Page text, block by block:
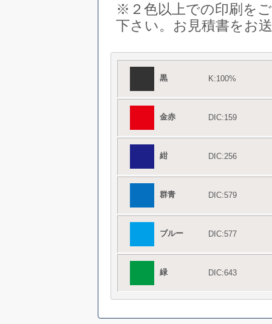
※２色以上での印刷を
下さい。お見積書をお
黒 K:100%
金赤 DIC:159
紺 DIC:256
群青 DIC:579
ブルー DIC:577
緑 DIC:643